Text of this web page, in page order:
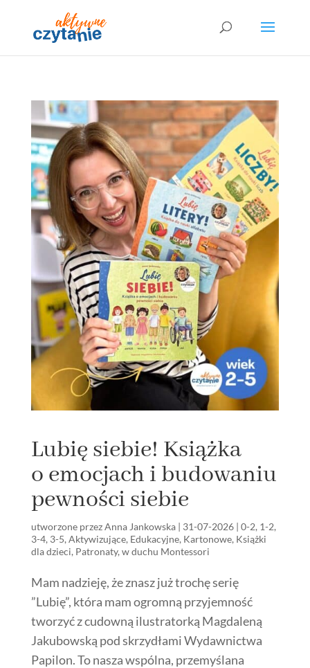
Lubię siebie! Książka
o emocjach i budowaniu
pewności siebie
utworzone przezAnna Jankowska| 31-07-2026| 0-2, 1-2,
3-4, 3-5, Aktywizujące, Edukacyjne, Kartonowe, Książki
dla dzieci, Patronaty, w duchu Montessori
Mam nadzieję, że znasz już trochę serię
”Lubię”, która mam ogromną przyjemność
tworzyć z cudowną ilustratorką Magdaleną
Jakubowską pod skrzydłami Wydawnictwa
Papilon. To nasza wspólna, przemyślana